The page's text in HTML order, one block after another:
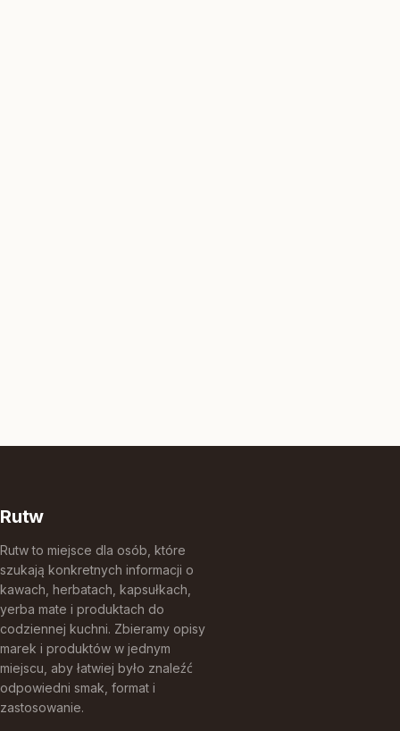
Rutw
Rutw to miejsce dla osób, które
szukają konkretnych informacji o
kawach, herbatach, kapsułkach,
yerba mate i produktach do
codziennej kuchni. Zbieramy opisy
marek i produktów w jednym
miejscu, aby łatwiej było znaleźć
odpowiedni smak, format i
zastosowanie.